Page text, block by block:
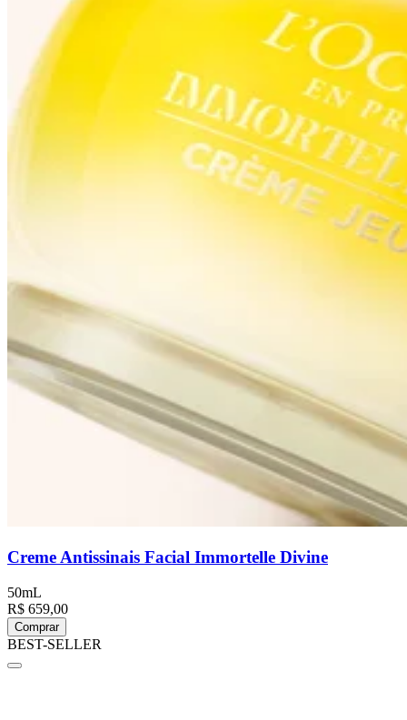
Creme Antissinais Facial Immortelle Divine
50mL
R$ 659,00
Comprar
BEST-SELLER